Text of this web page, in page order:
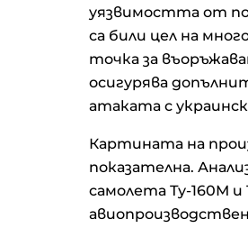
уязвимостта от
са били цел на
точка за
осигурява
атаката с
Картината на
показателна.
самолета Ту-160М